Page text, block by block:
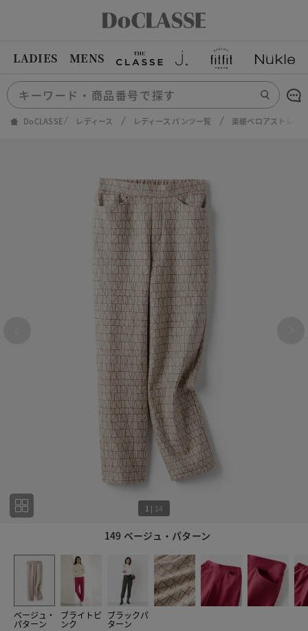
LADIES MENS
DoCLASSE レディース レディース パンツ一覧 楽暖ベロアストレッ
149 ベージュ・パターン
1 | 14
ベージュ・
パターン
ブライトピ
ンク
ブラックパ
ターン
14